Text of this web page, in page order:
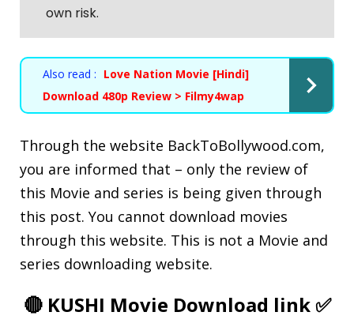
own risk.
Also read : Love Nation Movie [Hindi]
Download 480p Review > Filmy4wap
Through the website BackToBollywood.com,
you are informed that – only the review of
this Movie and series is being given through
this post. You cannot download movies
through this website. This is not a Movie and
series downloading website.
🔴 KUSHI Movie Download link✅